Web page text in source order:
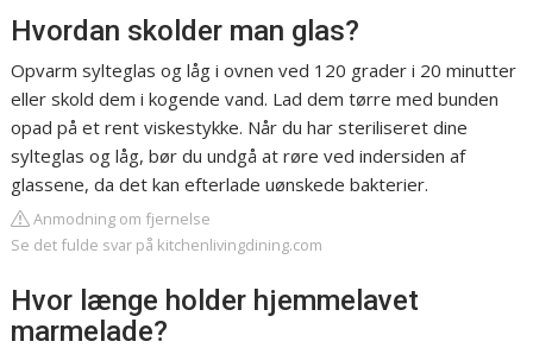
Hvordan skolder man glas?
Opvarm sylteglas og låg i ovnen ved 120 grader i 20 minutter
eller skold dem i kogende vand. Lad dem tørre med bunden
opad på et rent viskestykke. Når du har steriliseret dine
sylteglas og låg, bør du undgå at røre ved indersiden af
glassene, da det kan efterlade uønskede bakterier.
Anmodning om fjernelse
Se det fulde svar på kitchenlivingdining.com
Hvor længe holder hjemmelavet
marmelade?